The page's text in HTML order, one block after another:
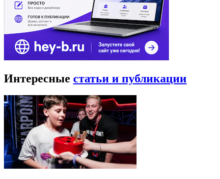
Интересные статьи и публикации